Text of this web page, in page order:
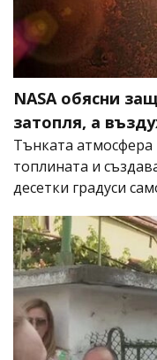
NASA обясни
затопля, а
Тънката атмосфера
топлината и
десетки градуси